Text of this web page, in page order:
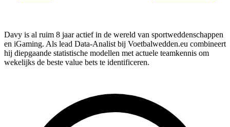
Davy is al ruim 8 jaar actief in de wereld van sportweddenschappen
en iGaming. Als lead Data-Analist bij Voetbalwedden.eu combineert
hij diepgaande statistische modellen met actuele teamkennis om
wekelijks de beste value bets te identificeren.